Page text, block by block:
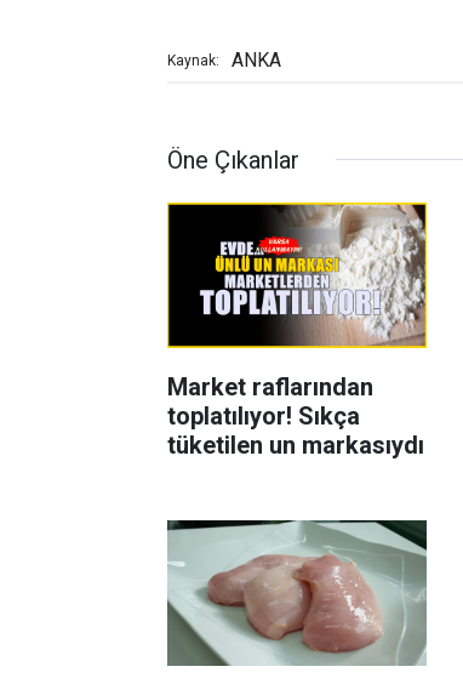
Kaynak: ANKA
Öne Çıkanlar
Market raflarından
toplatılıyor! Sıkça
tüketilen un markasıydı